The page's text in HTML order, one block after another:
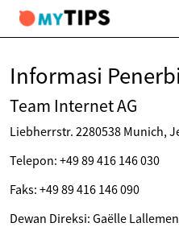
Informasi
Team Internet AG
Liebherrstr. 2280538 Munich,
Telepon: +49 89 416 146 030
Faks: +49 89 416 146 090
Dewan Direksi: Gaëlle